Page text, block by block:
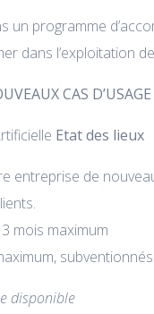
un programme
dans l’exploitation
CAS
Etat des lieux
entreprise de
mois maximum
disponible